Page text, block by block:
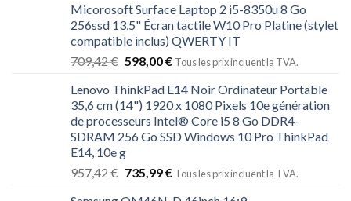
Micorosoft Surface Laptop 2 i5-8350u 8 Go
256ssd 13,5" Écran tactile W10 Pro Platine (stylet
compatible inclus) QWERTY IT
709,42€ 598,00€ Tous les prix incluent la TVA.
Lenovo ThinkPad E14 Noir Ordinateur Portable
35,6 cm (14") 1920 x 1080 Pixels 10e génération
de processeurs Intel® Core i5 8 Go DDR4-
SDRAM 256 Go SSD Windows 10 Pro ThinkPad
E14, 10e g
957,42€ 735,99€ Tous les prix incluent la TVA.